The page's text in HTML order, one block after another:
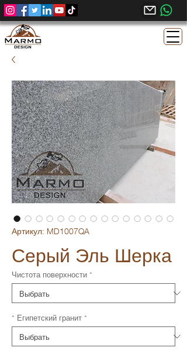
Артикул: MD1007QA
Серый Эль Шерка
Чистота поверхности*
* Египетский гранит*